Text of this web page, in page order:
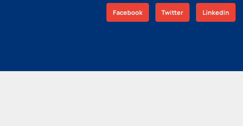
Facebook Twitter LinkedIn